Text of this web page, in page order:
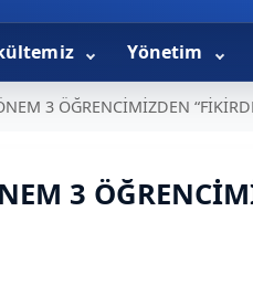
Yönetim
3 ÖĞRENCİMİZDEN
3